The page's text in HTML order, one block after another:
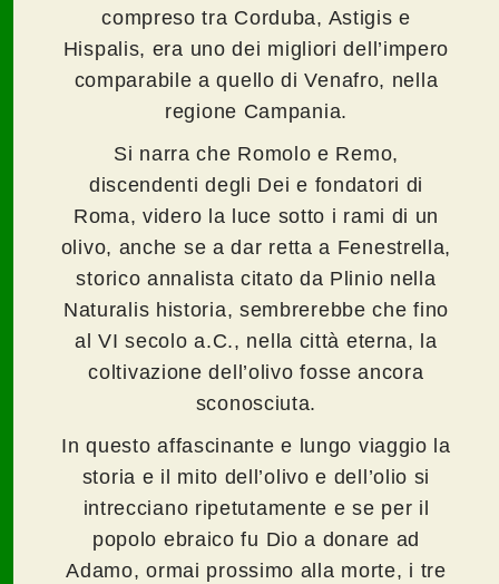
compreso tra Corduba, Astigis e
Hispalis, era uno dei migliori dell’impero
comparabile a quello di Venafro, nella
regione Campania.
Si narra che Romolo e Remo,
discendenti degli Dei e fondatori di
Roma, videro la luce sotto i rami di un
olivo, anche se a dar retta a Fenestrella,
storico annalista citato da Plinio nella
Naturalis historia, sembrerebbe che fino
al VI secolo a.C., nella città eterna, la
coltivazione dell’olivo fosse ancora
sconosciuta.
In questo affascinante e lungo viaggio la
storia e il mito dell’olivo e dell’olio si
intrecciano ripetutamente e se per il
popolo ebraico fu Dio a donare ad
Adamo, ormai prossimo alla morte, i tre